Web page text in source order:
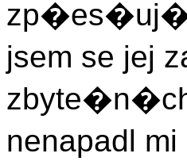
jsem se jej
nenapadl